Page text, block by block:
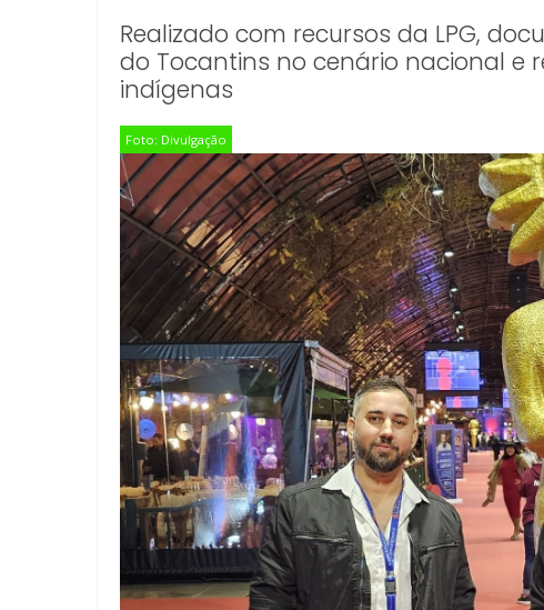
Realizado com recursos da LPG,
do Tocantins no cenário nacional e
indígenas
Foto: Divulgação